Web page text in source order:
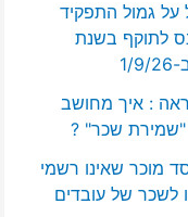
גמול התפקיד
לתוקף בשנת
: איך מחושב
שכר" ?
מוכר שאינו רשמי
לשכר של עובדים